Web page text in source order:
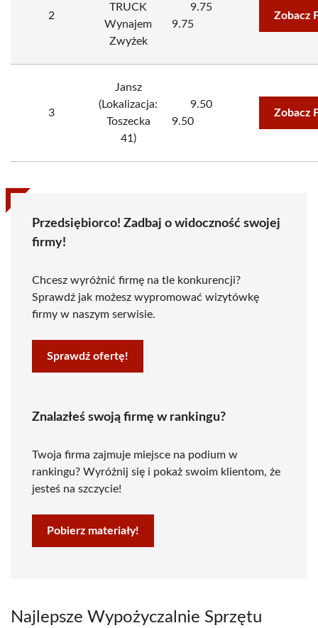
2
TRUCK
Wynajem
Zwyżek
9.75
9.75
Zobacz
3
Jansz
(Lokalizacja:
Toszecka
41)
9.50
9.50
Zobacz
Przedsiębiorco! Zadbaj o widoczność swojej
firmy!
Chcesz wyróżnić firmę na tle konkurencji?
Sprawdź jak możesz wypromować wizytówkę
firmy w naszym serwisie.
Sprawdź ofertę!
Znalazłeś swoją firmę w rankingu?
Twoja firma zajmuje miejsce na podium w
rankingu? Wyróżnij się i pokaż swoim klientom, że
jesteś na szczycie!
Pobierz materiały!
Najlepsze Wypożyczalnie Sprzętu